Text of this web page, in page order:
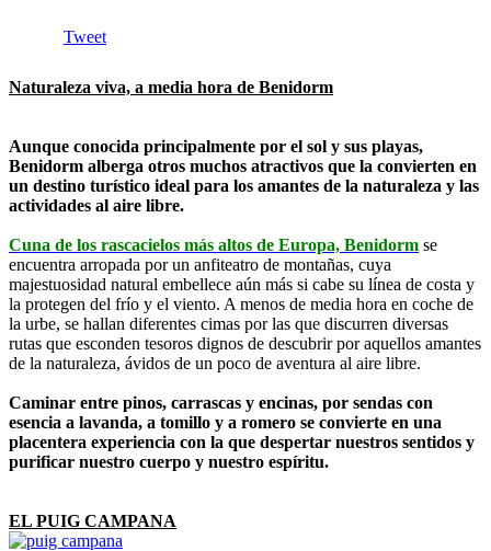
Tweet
Naturaleza viva, a media hora de Benidorm
Aunque conocida principalmente por el sol y sus playas,
Benidorm alberga otros muchos atractivos que la convierten en
un destino turístico ideal para los amantes de la naturaleza y las
actividades al aire libre.
Cuna de los rascacielos más altos de Europa, Benidorm se
encuentra arropada por un anfiteatro de montañas, cuya
majestuosidad natural embellece aún más si cabe su línea de costa y
la protegen del frío y el viento. A menos de media hora en coche de
la urbe, se hallan diferentes cimas por las que discurren diversas
rutas que esconden tesoros dignos de descubrir por aquellos amantes
de la naturaleza, ávidos de un poco de aventura al aire libre.
Caminar entre pinos, carrascas y encinas, por sendas con
esencia a lavanda, a tomillo y a romero se convierte en una
placentera experiencia con la que despertar nuestros sentidos y
purificar nuestro cuerpo y nuestro espíritu.
EL PUIG CAMPANA